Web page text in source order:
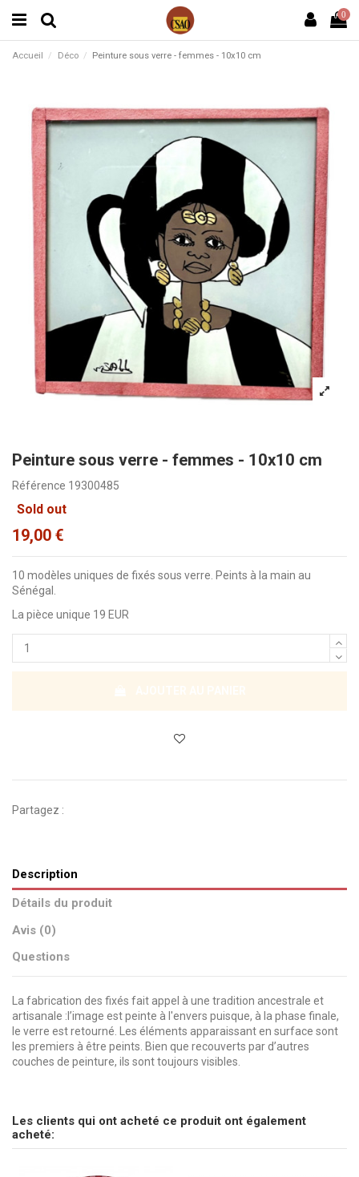
0
Accueil Déco Peinture sous verre - femmes - 10x10 cm
Peinture sous verre - femmes - 10x10 cm
Référence 19300485
Sold out
19,00 €
10 modèles uniques de fixés sous verre. Peints à la main au
Sénégal.
La pièce unique 19 EUR
Partagez :
Description
Détails du produit
Avis (0)
Questions
La fabrication des fixés fait appel à une tradition ancestrale et
artisanale :l’image est peinte à l'envers puisque, à la phase finale,
le verre est retourné. Les éléments apparaissant en surface sont
les premiers à être peints. Bien que recouverts par d’autres
couches de peinture, ils sont toujours visibles.
Soyez le premier à poser une question sur ce produit !
Les clients qui ont acheté ce produit ont également
acheté: